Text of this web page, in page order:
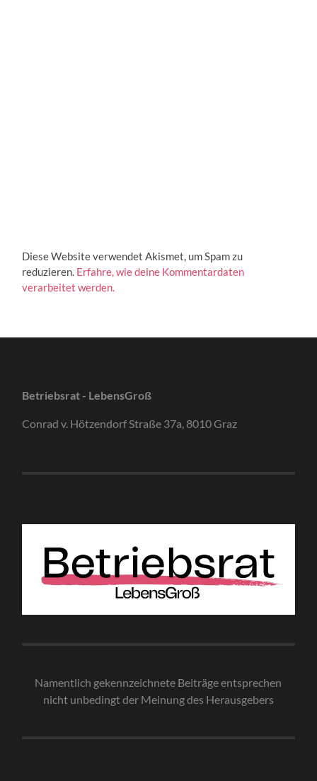
Diese Website verwendet Akismet, um Spam zu
reduzieren. Erfahre, wie deine Kommentardaten
verarbeitet werden.
Betriebsrat - LebensGroß
Conrad v. Hötzendorf Straße 37a, 8010 Graz
Namentlich gekennzeichnete Beiträge entsprechen
nicht unbedingt der Meinung des Herausgebers